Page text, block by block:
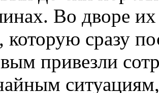
Во дворе
которую сразу
привезли